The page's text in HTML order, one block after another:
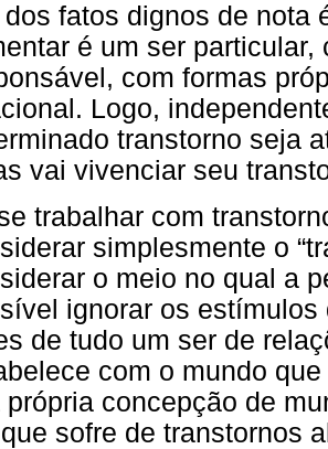
dos fatos dignos de nota
é um ser
com formas
Logo,
transtorno seja
vai vivenciar seu
trabalhar com
simplesmente o
o meio no qual a
ignorar os
de tudo um ser de
com o mundo
própria concepção de
sofre de transtornos